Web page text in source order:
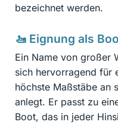
bezeichnet werden.
🚤 Eignung als
Ein Name von großer
sich hervorragend für
höchste Maßstäbe an
anlegt. Er passt zu
Boot, das in jeder